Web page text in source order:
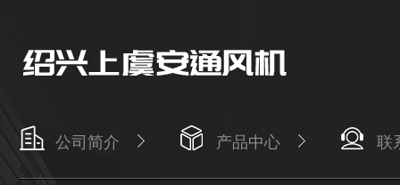
公司简介 产品中心 联